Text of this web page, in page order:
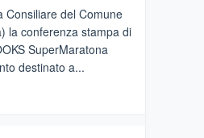
Consiliare del Comune
la conferenza stampa di
SuperMaratona
destinato a...